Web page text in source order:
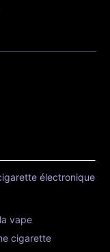
électronique
vape
cigarette